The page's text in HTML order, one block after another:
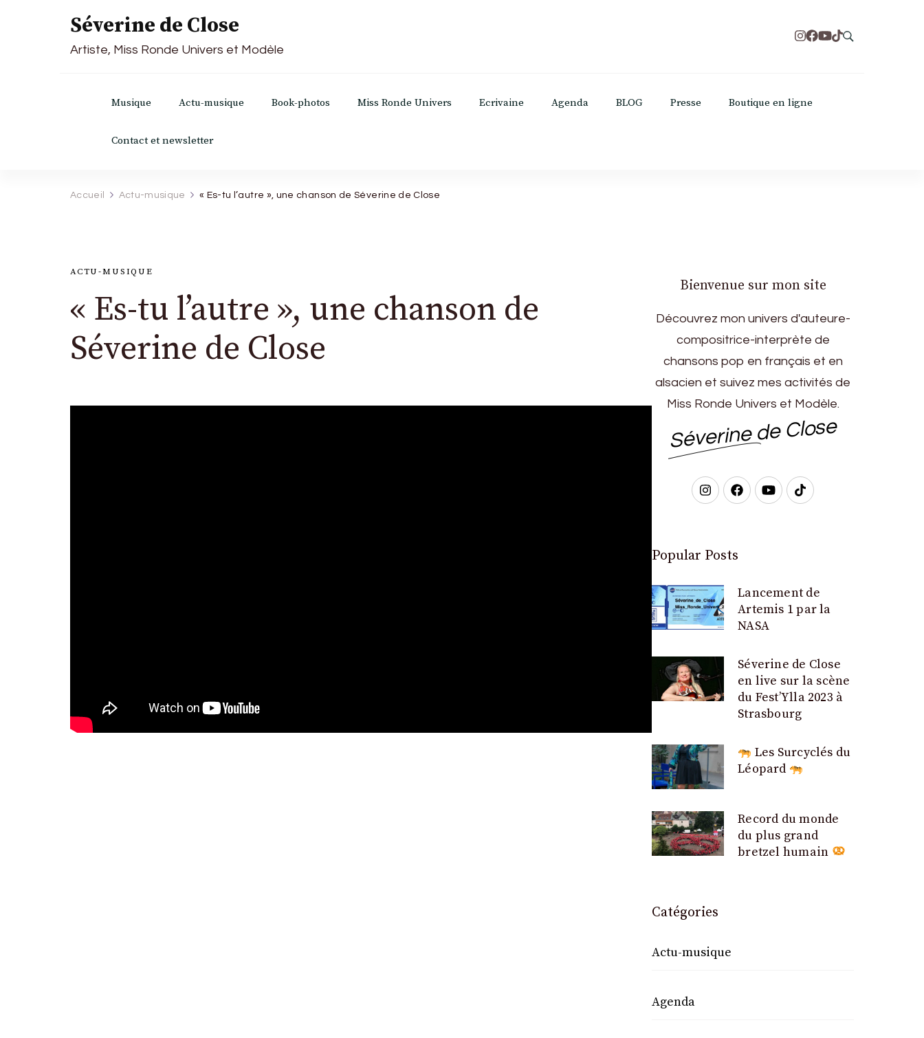
Séverine de Close
Artiste, Miss Ronde Univers et Modèle
Musique Actu-musique Book-photos Miss Ronde Univers Ecrivaine Agenda BLOG Presse Boutique en ligne
Contact et newsletter
Accueil Actu-musique « Es-tu l’autre », une chanson de Séverine de Close
ACTU-MUSIQUE
« Es-tu l’autre », une chanson de
Séverine de Close
Bienvenue sur mon site
Découvrez mon univers d'auteure-
compositrice-interprète de
chansons pop en français et en
alsacien et suivez mes activités de
Miss Ronde Univers et Modèle.
Séverine de Close
Popular Posts
Lancement de
Artemis 1 par la
NASA
Séverine de Close
en live sur la scène
du Fest’Ylla 2023 à
Strasbourg
Les Surcyclés du
Léopard
Record du monde
du plus grand
bretzel humain
Catégories
Actu-musique
Agenda